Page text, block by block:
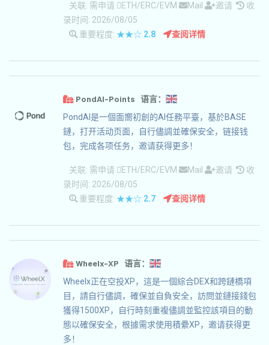
关联: 需申请 ETH/ERC/EVM Mail 邀请
收
录时间: 2026/08/05
重要程度: ★★☆ 2.8 查阅详情
PondAI-Points 语言：
PondAI是一個面嚮初創的AI任務平臺，基於BASE
鏈，打开活动页面，自行儘調並確保安全，链接钱
包，完成各项任务，邀请获得更多！
关联: 需申请 ETH/ERC/EVM Mail 邀请
收
录时间: 2026/08/05
重要程度: ★★☆ 2.7 查阅详情
Wheelx-XP 语言：
Wheelx正在空投XP，這是一個綜合DEX和跨鏈橋項
目，請自行儘調，確保並自負安全，訪問並鏈接錢包
獲得1500XP，自行時刻重複儘調並監控該項目的動
態以確保安全，根據需求使用積纍XP，邀请获得更
多！